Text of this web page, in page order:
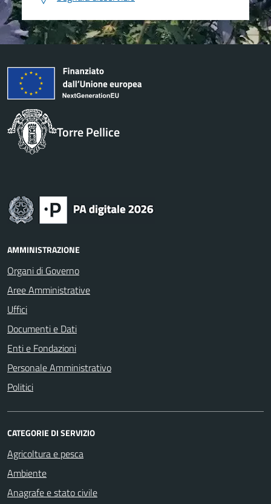
Torre Pellice
AMMINISTRAZIONE
Organi di Governo
Aree Amministrative
Uffici
Documenti e Dati
Enti e Fondazioni
Personale Amministrativo
Politici
CATEGORIE DI SERVIZIO
Agricoltura e pesca
Ambiente
Anagrafe e stato civile